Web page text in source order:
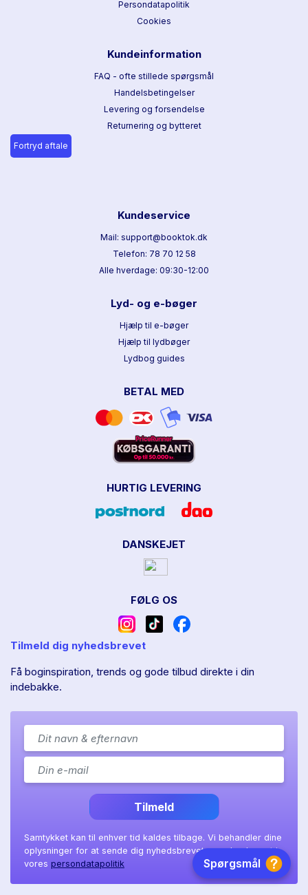
Persondatapolitik
Cookies
Kundeinformation
FAQ - ofte stillede spørgsmål
Handelsbetingelser
Levering og forsendelse
Returnering og bytteret
Fortryd aftale
Kundeservice
Mail: support@booktok.dk
Telefon: 78 70 12 58
Alle hverdage: 09:30-12:00
Lyd- og e-bøger
Hjælp til e-bøger
Hjælp til lydbøger
Lydbog guides
BETAL MED
HURTIG LEVERING
DANSKEJET
FØLG OS
Tilmeld dig nyhedsbrevet
Få boginspiration, trends og gode tilbud direkte i din
indebakke.
Tilmeld
Samtykket kan til enhver tid kaldes tilbage. Vi behandler dine
oplysninger for at sende dig nyhedsbrevet, som beskrevet i
vores persondatapolitik